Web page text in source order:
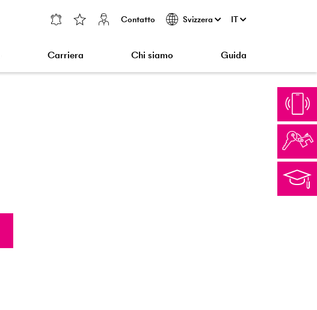
Contatto Svizzera IT
Carriera Chi siamo Guida